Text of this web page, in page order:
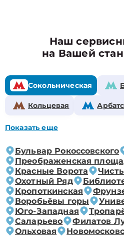
Наш
на Вашей
Сокольническая
Кольцевая
Показать еще
Бульвар Рокоссовского
Преображенская
Красные Ворота
Охотный Ряд
Кропоткинская
Воробьёвы горы
Юго-Западная
Саларьево
Филатов
Ольховая